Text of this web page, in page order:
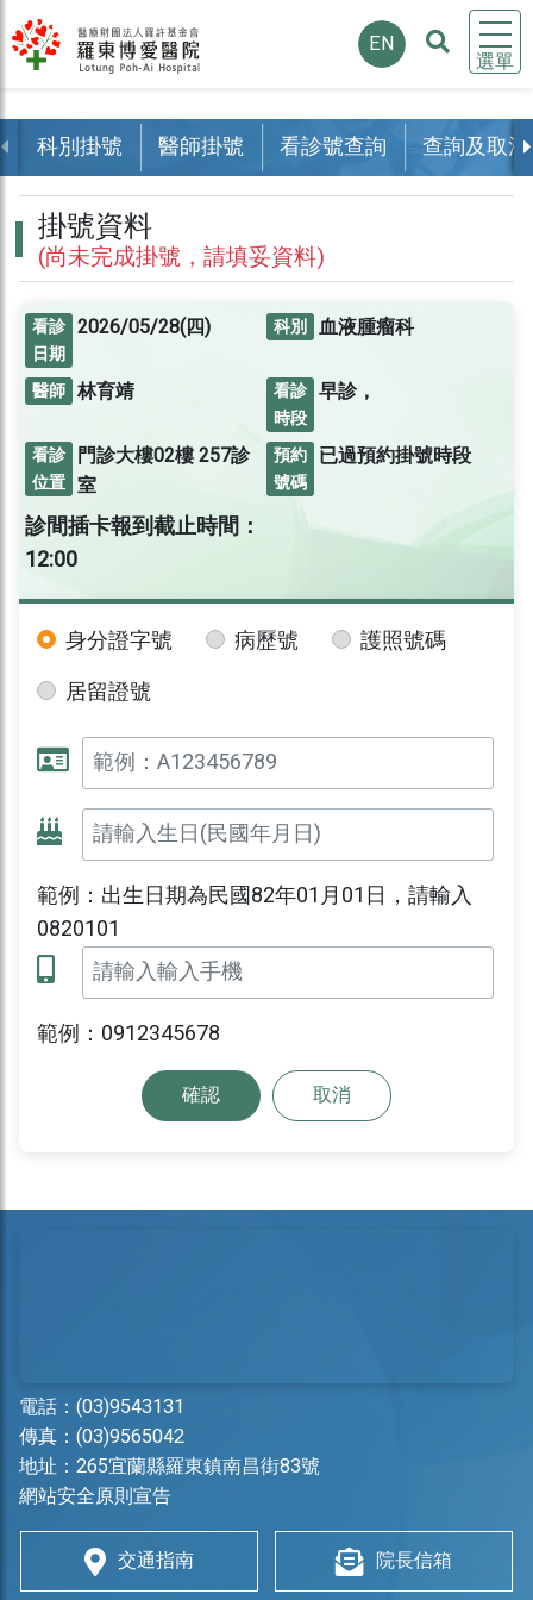
選單
EN
科別掛號 醫師掛號 看診號查詢 查詢及取消
掛號資料
(尚未完成掛號，請填妥資料)
看診
日期
2026/05/28(四) 科別 血液腫瘤科
醫師 林育靖
看診
時段
早診，
看診
位置
門診大樓02樓257診
室
預約
號碼
已過預約掛號時段
診間插卡報到截止時間：
12:00
身分證字號 病歷號
護照號碼
居留證號
範例：出生日期為民國82年01月01日，請輸入
0820101
範例：0912345678
確認 取消
電話： (03)9543131
傳真：(03)9565042
地址： 265宜蘭縣羅東鎮南昌街83號
網站安全原則宣告
交通指南 院長信箱